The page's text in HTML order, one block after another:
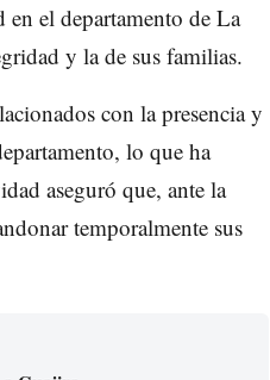
el departamento de La
y la de sus familias.
con la presencia y
lo que ha
aseguró que, ante la
temporalmente sus